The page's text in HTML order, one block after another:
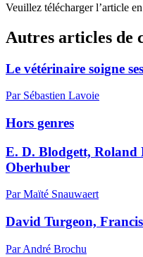
Veuillez télécharger l’article
Autres articles de
Le vétérinaire soigne
Par Sébastien Lavoie
Hors genres
E. D. Blodgett, Roland
Oberhuber
Par Maïté Snauwaert
David Turgeon,
Par André Brochu